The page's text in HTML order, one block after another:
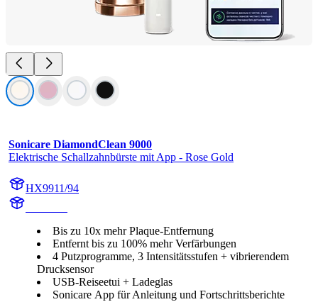
Sonicare DiamondClean 9000
Elektrische Schallzahnbürste mit App - Rose Gold
HX9911/94
Bis zu 10x mehr Plaque-Entfernung
Entfernt bis zu 100% mehr Verfärbungen
4 Putzprogramme, 3 Intensitätsstufen + vibrierendem
Drucksensor
USB-Reiseetui + Ladeglas
Sonicare App für Anleitung und Fortschrittsberichte